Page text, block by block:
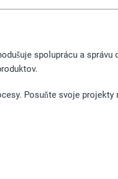
spoluprácu a správu
Posuňte svoje projekty